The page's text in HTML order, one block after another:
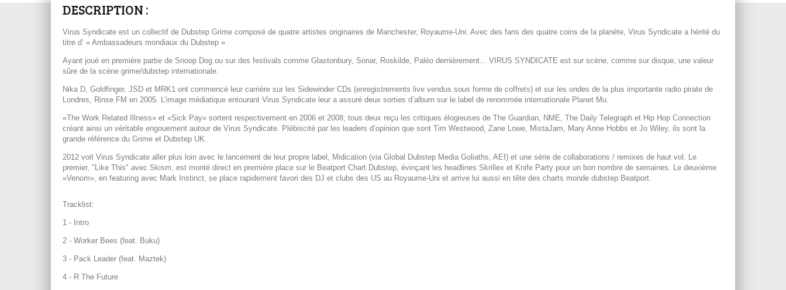
DESCRIPTION :
Virus Syndicate est un collectif de Dubstep Grime composé de quatre artistes originaires de Manchester, Royaume-Uni. Avec des fans des quatre coins de la planète, Virus Syndicate a hérité du
titre d’ « Ambassadeurs mondiaux du Dubstep »
Ayant joué en première partie de Snoop Dog ou sur des festivals comme Glastonbury, Sonar, Roskilde, Paléo dernièrement... VIRUS SYNDICATE est sur scène, comme sur disque, une valeur
sûre de la scène grime/dubstep internationale.
Nika D, Goldfinger, JSD et MRK1 ont commencé leur carrière sur les Sidewinder CDs (enregistrements live vendus sous forme de coffrets) et sur les ondes de la plus importante radio pirate de
Londres, Rinse FM en 2005. L’image médiatique entourant Virus Syndicate leur a assuré deux sorties d’album sur le label de renommée internationale Planet Mu.
«The Work Related Illness» et «Sick Pay» sortent respectivement en 2006 et 2008, tous deux reçu les critiques élogieuses de The Guardian, NME, The Daily Telegraph et Hip Hop Connection
créant ainsi un véritable engouement autour de Virus Syndicate. Plébiscité par les leaders d’opinion que sont Tim Westwood, Zane Lowe, MistaJam, Mary Anne Hobbs et Jo Wiley, ils sont la
grande référence du Grime et Dubstep UK.
2012 voit Virus Syndicate aller plus loin avec le lancement de leur propre label, Midication (via Global Dubstep Media Goliaths, AEI) et une série de collaborations / remixes de haut vol. Le
premier, "Like This" avec Skism, est monté direct en première place sur le Beatport Chart Dubstep, évinçant les headlines Skrillex et Knife Party pour un bon nombre de semaines. Le deuxième
«Venom», en featuring avec Mark Instinct, se place rapidement favori des DJ et clubs des US au Royaume-Uni et arrive lui aussi en tête des charts monde dubstep Beatport.
Tracklist:
1 - Intro
2 - Worker Bees (feat. Buku)
3 - Pack Leader (feat. Maztek)
4 - R The Future